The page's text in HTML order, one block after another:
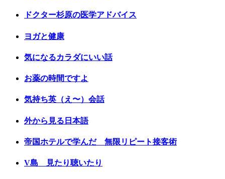
ドクター杉原の医学アドバイス
ヨガと健康
気になるカラダにいい話
お薬の時間ですよ
気持ち英（え〜）会話
外から見る日本語
帝国ホテルで学んだ 無限リピート接客術
V島 見たり聴いたり